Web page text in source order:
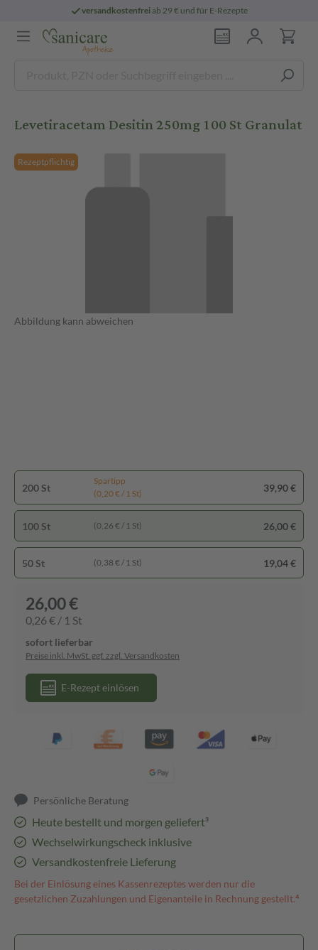
versandkostenfreiab 29 € und für E-Rezepte
Levetiracetam Desitin 250mg 100 St Granulat
Rezeptpflichtig
Abbildung kann abweichen
200 St
Spartipp
(0,20 € / 1 St)
39,90 €
100 St (0,26 € / 1 St) 26,00 €
50 St (0,38 € / 1 St) 19,04 €
26,00 €
0,26 € / 1 St
sofort lieferbar
Preise inkl. MwSt. ggf. zzgl. Versandkosten
E-Rezept einlösen
Persönliche Beratung
Heute bestellt und morgen geliefert³
Wechselwirkungscheck inklusive
Versandkostenfreie Lieferung
Bei der Einlösung eines Kassenrezeptes werden nur die
gesetzlichen Zuzahlungen und Eigenanteile in Rechnung gestellt.⁴